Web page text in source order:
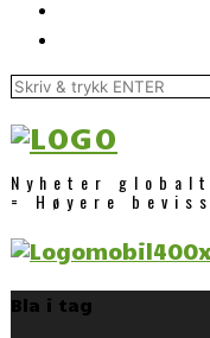
Nyheter
= Høyere
Bla i tag